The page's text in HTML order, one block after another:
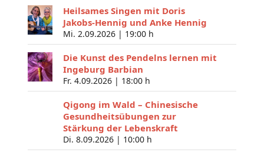
Heilsames Singen mit Doris
Jakobs-Hennig und Anke Hennig
Mi. 2.09.2026 | 19:00 h
Die Kunst des Pendelns lernen mit
Ingeburg Barbian
Fr. 4.09.2026 | 18:00 h
Qigong im Wald – Chinesische
Gesundheitsübungen zur
Stärkung der Lebenskraft
Di. 8.09.2026 | 10:00 h